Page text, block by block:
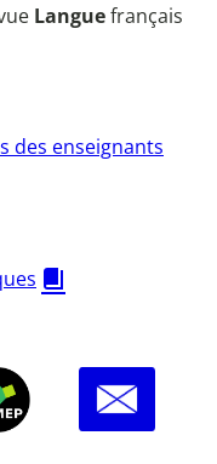
Languefrançais
des enseignants